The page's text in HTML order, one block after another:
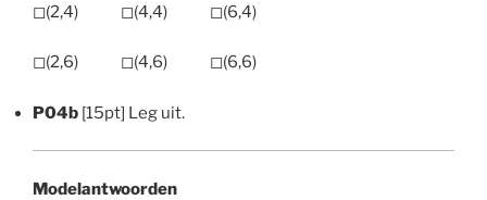
◻︎(2,4) ◻︎(4,4) ◻︎(6,4)
◻︎(2,6) ◻︎(4,6) ◻︎(6,6)
P04b [15pt] Leg uit.
Modelantwoorden